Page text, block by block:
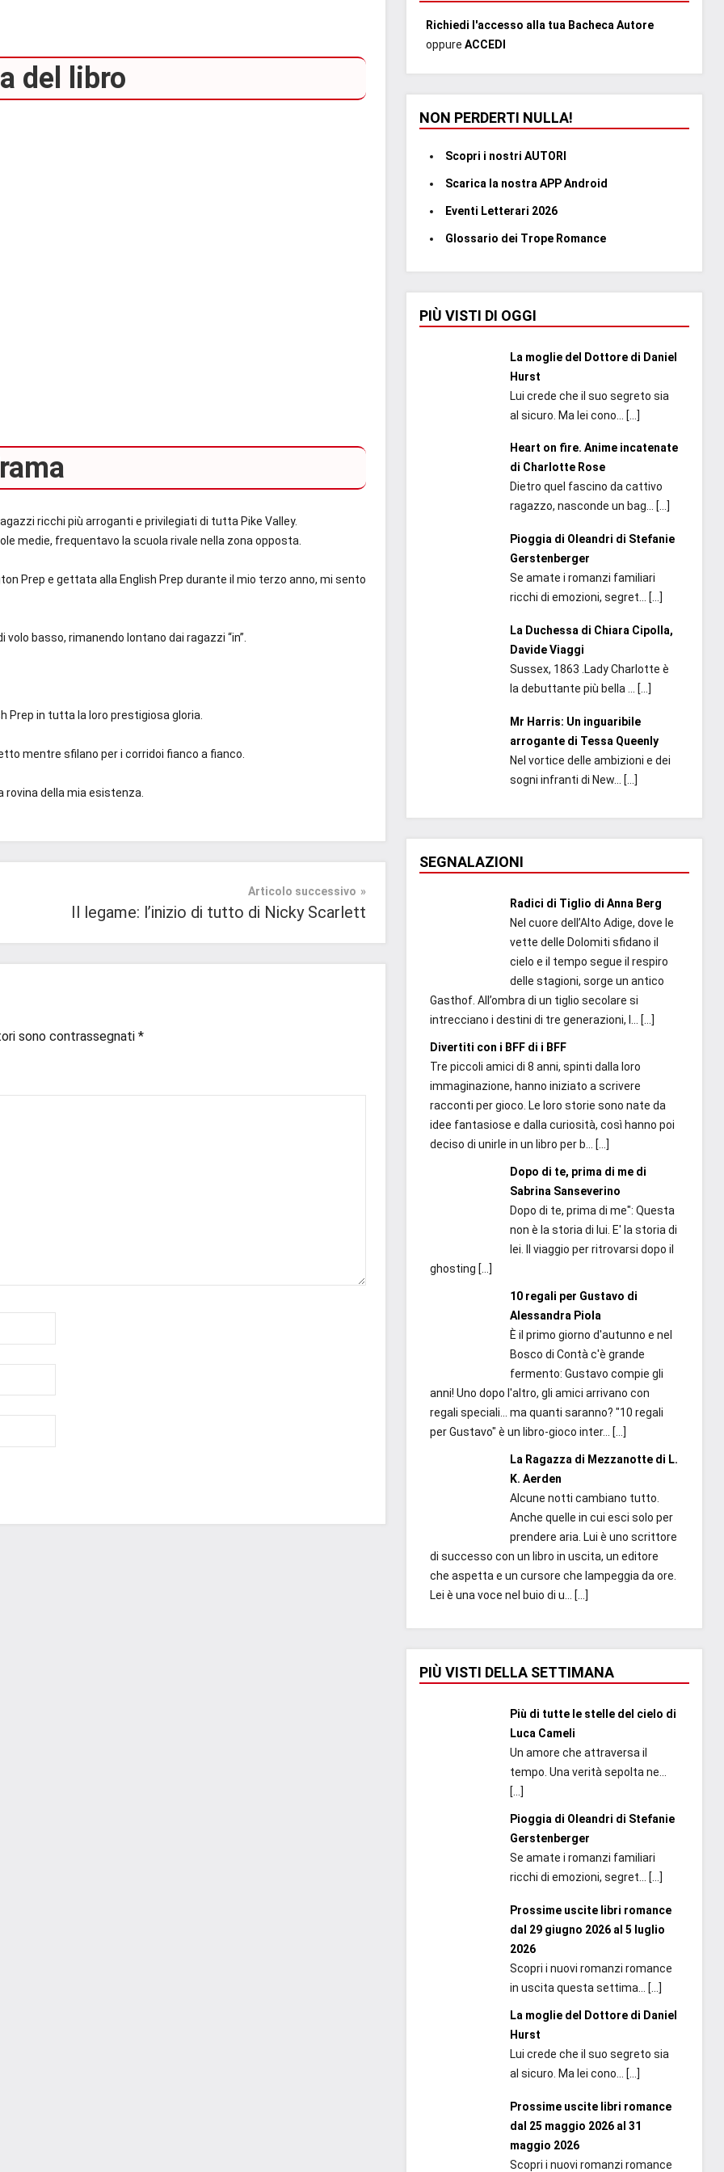
del libro
ricchi più arroganti e privilegiati di tutta Pike Valley.
medie, frequentavo la scuola rivale nella zona opposta.
Prep e gettata alla English Prep durante il mio terzo anno, mi sento
basso, rimanendo lontano dai ragazzi “in”.
Prep in tutta la loro prestigiosa gloria.
mentre sfilano per i corridoi fianco a fianco.
rovina della mia esistenza.
Articolo successivo
Il legame: l’inizio di tutto di Nicky Scarlett
sono contrassegnati *
Richiedi l'accesso alla tua Bacheca Autore
oppure ACCEDI
NON PERDERTI NULLA!
Scopri i nostri AUTORI
Scarica la nostra APP Android
Eventi Letterari 2026
Glossario dei Trope Romance
PIÙ VISTI DI OGGI
La moglie del Dottore di Daniel
Hurst
Lui crede che il suo segreto sia
al sicuro. Ma lei cono...
[…]
Heart on fire. Anime incatenate
di Charlotte Rose
Dietro quel fascino da cattivo
ragazzo, nasconde un bag... […]
Pioggia di Oleandri di Stefanie
Gerstenberger
Se amate i romanzi familiari
ricchi di emozioni, segret...
[…]
La Duchessa di Chiara Cipolla,
Davide Viaggi
Sussex, 1863 .Lady Charlotte è
la debuttante più bella ...
[…]
Mr Harris: Un inguaribile
arrogante di Tessa Queenly
Nel vortice delle ambizioni e dei
sogni infranti di New...
[…]
SEGNALAZIONI
Radici di Tiglio di Anna Berg
Nel cuore dell’Alto Adige, dove le
vette delle Dolomiti sfidano il
cielo e il tempo segue il respiro
delle stagioni, sorge un antico
Gasthof. All’ombra di un tiglio secolare si
intrecciano i destini di tre generazioni, l... […]
Divertiti con i BFF di i BFF
Tre piccoli amici di 8 anni, spinti dalla loro
immaginazione, hanno iniziato a scrivere
racconti per gioco. Le loro storie sono nate da
idee fantasiose e dalla curiosità, così hanno poi
deciso di unirle in un libro per b... […]
Dopo di te, prima di me di
Sabrina Sanseverino
Dopo di te, prima di me": Questa
non è la storia di lui. E' la storia di
lei. Il viaggio per ritrovarsi dopo il
ghosting […]
10 regali per Gustavo di
Alessandra Piola
È il primo giorno d'autunno e nel
Bosco di Contà c'è grande
fermento: Gustavo compie gli
anni! Uno dopo l'altro, gli amici arrivano con
regali speciali... ma quanti saranno? "10 regali
per Gustavo" è un libro-gioco inter... […]
La Ragazza di Mezzanotte di L.
K. Aerden
Alcune notti cambiano tutto.
Anche quelle in cui esci solo per
prendere aria. Lui è uno scrittore
di successo con un libro in uscita, un editore
che aspetta e un cursore che lampeggia da ore.
Lei è una voce nel buio di u... […]
PIÙ VISTI DELLA SETTIMANA
Più di tutte le stelle del cielo di
Luca Cameli
Un amore che attraversa il
tempo. Una verità sepolta ne...
[…]
Pioggia di Oleandri di Stefanie
Gerstenberger
Se amate i romanzi familiari
ricchi di emozioni, segret... […]
Prossime uscite libri romance
dal 29 giugno 2026 al 5 luglio
2026
Scopri i nuovi romanzi romance
in uscita questa settima...
[…]
La moglie del Dottore di Daniel
Hurst
Lui crede che il suo segreto sia
al sicuro. Ma lei cono...
[…]
Prossime uscite libri romance
dal 25 maggio 2026 al 31
maggio 2026
Scopri i nuovi romanzi romance